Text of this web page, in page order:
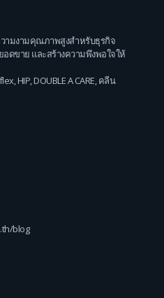
ามงามคุณภาพสูงสำหรับธุรกิจ
ดขาย และสร้างความพึงพอใจให้
,HIP,DOUBLE A CARE,คลีน
blog